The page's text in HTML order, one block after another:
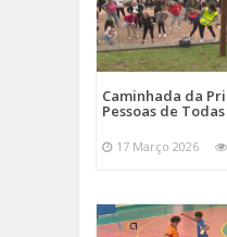
Caminhada da
Pessoas de
17 Março 2026